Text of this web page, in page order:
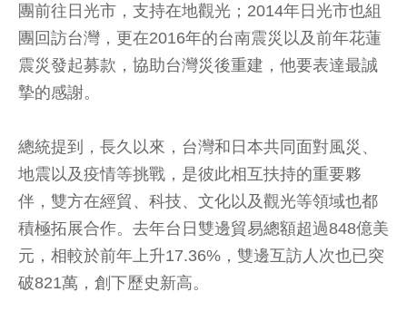
團前往日光市，支持在地觀光；2014年日光市也組
團回訪台灣，更在2016年的台南震災以及前年花蓮
震災發起募款，協助台灣災後重建，他要表達最誠
摯的感謝。
總統提到，長久以來，台灣和日本共同面對風災、
地震以及疫情等挑戰，是彼此相互扶持的重要夥
伴，雙方在經貿、科技、文化以及觀光等領域也都
積極拓展合作。去年台日雙邊貿易總額超過848億美
元，相較於前年上升17.36%，雙邊互訪人次也已突
破821萬，創下歷史新高。